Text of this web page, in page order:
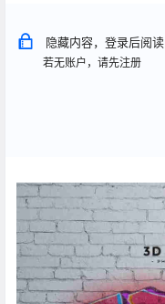
隐藏内容，登录后阅读
若无账户，请先注册